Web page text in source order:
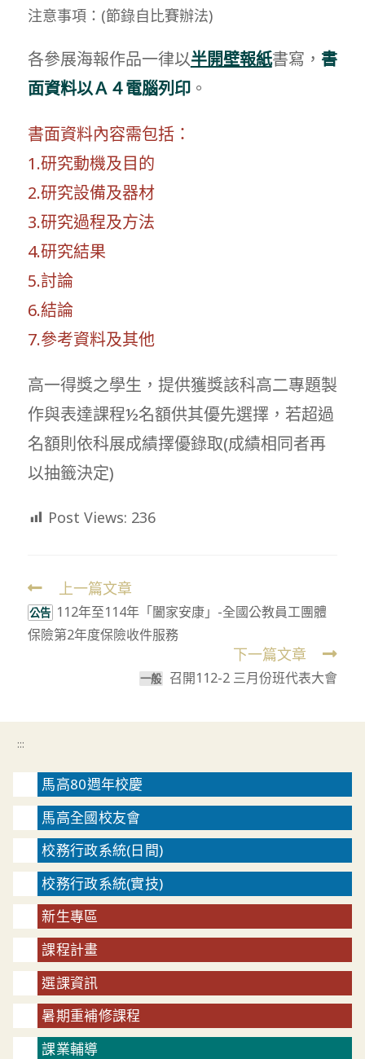
注意事項：(節錄自比賽辦法)
各參展海報作品一律以半開壁報紙書寫， 書
面資料以Ａ４電腦列印。
書面資料內容需包括：
1.研究動機及目的
2.研究設備及器材
3.研究過程及方法
4.研究結果
5.討論
6.結論
7.參考資料及其他
高一得獎之學生，提供獲獎該科高二專題製
作與表達課程½名額供其優先選擇，若超過
名額則依科展成績擇優錄取(成績相同者再
以抽籤決定)
Post Views: 236
Read
more
articles
上一篇文章
公告 112年至114年「闔家安康」-全國公教員工團體
保險第2年度保險收件服務
下一篇文章
一般 召開112-2 三月份班代表大會
:::
馬高80週年校慶
馬高全國校友會
校務行政系統(日間)
校務行政系統(實技)
新生專區
課程計畫
選課資訊
暑期重補修課程
課業輔導